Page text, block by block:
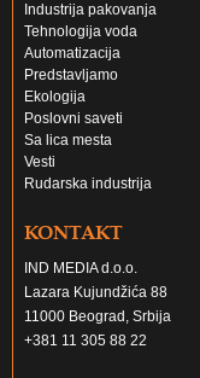
Industrija pakovanja
Tehnologija voda
Automatizacija
Predstavljamo
Ekologija
Poslovni saveti
Sa lica mesta
Vesti
Rudarska industrija
KONTAKT
IND MEDIA d.o.o.
Lazara Kujundžića 88
11000 Beograd, Srbija
+381 11 305 88 22